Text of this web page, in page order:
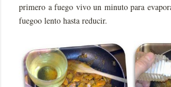
primero a fuego vivo un minuto para
fuegoo lento hasta reducir.